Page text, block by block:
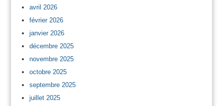
avril 2026
février 2026
janvier 2026
décembre 2025
novembre 2025
octobre 2025
septembre 2025
juillet 2025